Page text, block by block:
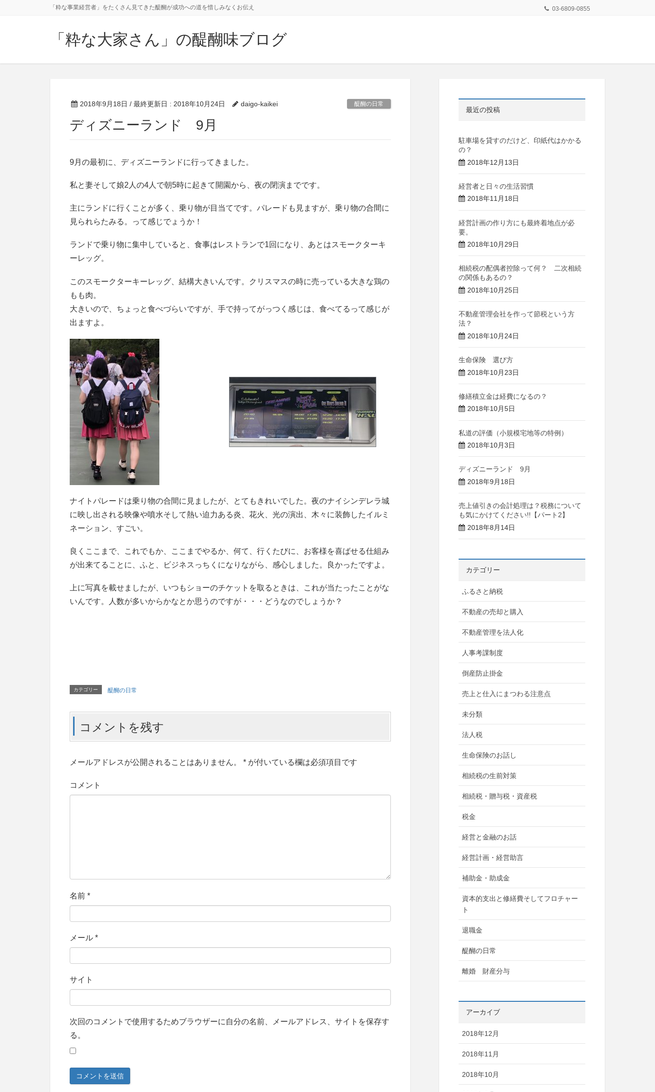
「粋な事業経営者」をたくさん見てきた醍醐が成功への道を惜しみなくお伝え 03-6809-0855
「粋な大家さん」の醍醐味ブログ
2018年9月18日 / 最終更新日 : 2018年10月24日 daigo-kaikei 醍醐の日常
ディズニーランド 9月
9月の最初に、ディズニーランドに行ってきました。
私と妻そして娘2人の4人で朝5時に起きて開園から、夜の閉演までです。
主にランドに行くことが多く、乗り物が目当てです。パレードも見ますが、乗り物の合間に
見られらたみる。って感じでょうか！
ランドで乗り物に集中していると、食事はレストランで1回になり、あとはスモークターキ
ーレッグ。
このスモークターキーレッグ、結構大きいんです。クリスマスの時に売っている大きな鶏の
もも肉。
大きいので、ちょっと食べづらいですが、手で持ってがっつく感じは、食べてるって感じが
出ますよ。
ナイトパレードは乗り物の合間に見ましたが、とてもきれいでした。夜のナイシンデレラ城
に映し出される映像や噴水そして熱い迫力ある炎、花火、光の演出、木々に装飾したイルミ
ネーション、すごい。
良くここまで、これでもか、ここまでやるか、何て、行くたびに、お客様を喜ばせる仕組み
が出来てることに、ふと、ビジネスっちくになりながら、感心しました。良かったですよ。
上に写真を載せましたが、いつもショーのチケットを取るときは、これが当たったことがな
いんです。人数が多いからかなとか思うのですが・・・どうなのでしょうか？
カテゴリー 醍醐の日常
コメントを残す
メールアドレスが公開されることはありません。 * が付いている欄は必須項目です
コメント
名前 *
メール *
サイト
次回のコメントで使用するためブラウザーに自分の名前、メールアドレス、サイトを保存す
る。
最近の投稿
駐車場を貸すのだけど、印紙代はかかる
の？
2018年12月13日
経営者と日々の生活習慣
2018年11月18日
経営計画の作り方にも最終着地点が必
要。
2018年10月29日
相続税の配偶者控除って何？ 二次相続
の関係もあるの？
2018年10月25日
不動産管理会社を作って節税という方
法？
2018年10月24日
生命保険 選び方
2018年10月23日
修繕積立金は経費になるの？
2018年10月5日
私道の評価（小規模宅地等の特例）
2018年10月3日
ディズニーランド 9月
2018年9月18日
売上値引きの会計処理は？税務について
も気にかけてください!!【パート2】
2018年8月14日
カテゴリー
ふるさと納税
不動産の売却と購入
不動産管理を法人化
人事考課制度
倒産防止掛金
売上と仕入にまつわる注意点
未分類
法人税
生命保険のお話し
相続税の生前対策
相続税・贈与税・資産税
税金
経営と金融のお話
経営計画・経営助言
補助金・助成金
資本的支出と修繕費そしてフロチャー
ト
退職金
醍醐の日常
離婚 財産分与
アーカイブ
2018年12月
2018年11月
2018年10月